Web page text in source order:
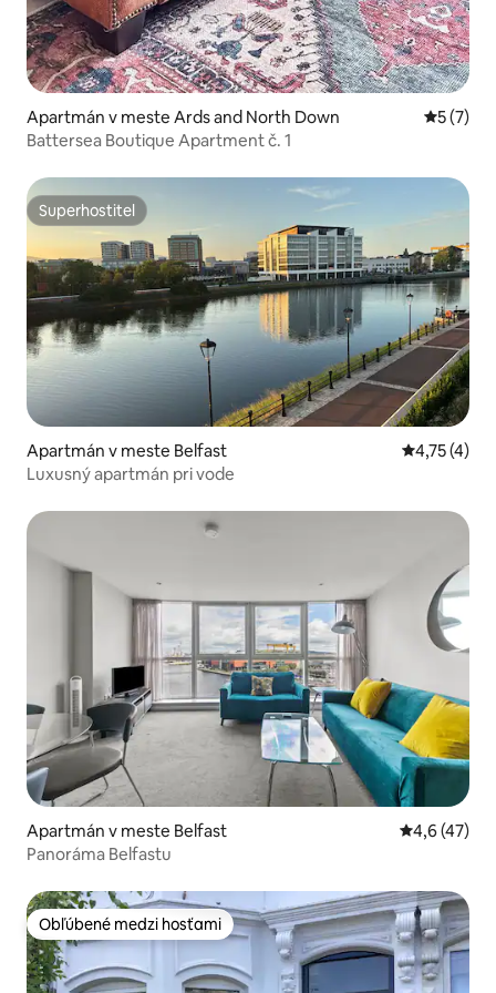
Apartmán v meste Ards and North Down
5 (7)
Battersea Boutique Apartment č. 1
Superhostiteľ
Superhostiteľ
Apartmán v meste Belfast Priemerné
4,75 (4)
Luxusný apartmán pri vode
Apartmán v meste Belfast Priemerné
4,6 (47)
Panoráma Belfastu
Obľúbené medzi hosťami
Obľúbené medzi hosťami